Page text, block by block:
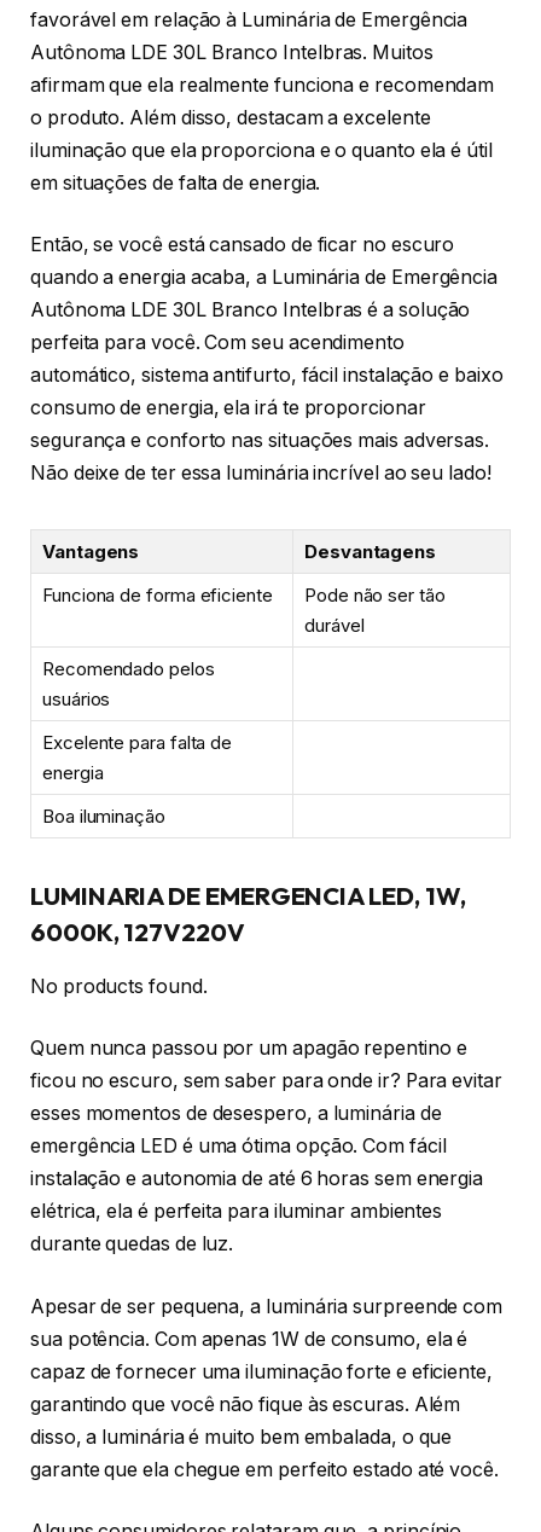
favorável em relação à Luminária de Emergência
Autônoma LDE 30L Branco Intelbras. Muitos
afirmam que ela realmente funciona e recomendam
o produto. Além disso, destacam a excelente
iluminação que ela proporciona e o quanto ela é útil
em situações de falta de energia.
Então, se você está cansado de ficar no escuro
quando a energia acaba, a Luminária de Emergência
Autônoma LDE 30L Branco Intelbras é a solução
perfeita para você. Com seu acendimento
automático, sistema antifurto, fácil instalação e baixo
consumo de energia, ela irá te proporcionar
segurança e conforto nas situações mais adversas.
Não deixe de ter essa luminária incrível ao seu lado!
Vantagens
Desvantagens
Funciona de forma eficiente
Pode não ser tão
durável
Recomendado pelos
usuários
Excelente para falta de
energia
Boa iluminação
LUMINARIA DE EMERGENCIA LED, 1W,
6000K, 127V220V
No products found.
Quem nunca passou por um apagão repentino e
ficou no escuro, sem saber para onde ir? Para evitar
esses momentos de desespero, a luminária de
emergência LED é uma ótima opção. Com fácil
instalação e autonomia de até 6 horas sem energia
elétrica, ela é perfeita para iluminar ambientes
durante quedas de luz.
Apesar de ser pequena, a luminária surpreende com
sua potência. Com apenas 1W de consumo, ela é
capaz de fornecer uma iluminação forte e eficiente,
garantindo que você não fique às escuras. Além
disso, a luminária é muito bem embalada, o que
garante que ela chegue em perfeito estado até você.